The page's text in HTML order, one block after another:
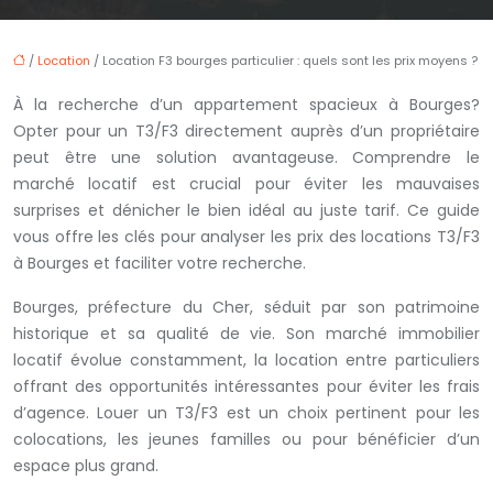
/ Location / Location F3 bourges particulier : quels sont les prix moyens ?
À la recherche d’un appartement spacieux à Bourges?
Opter pour un T3/F3 directement auprès d’un propriétaire
peut être une solution avantageuse. Comprendre le
marché locatif est crucial pour éviter les mauvaises
surprises et dénicher le bien idéal au juste tarif. Ce guide
vous offre les clés pour analyser les prix des locations T3/F3
à Bourges et faciliter votre recherche.
Bourges, préfecture du Cher, séduit par son patrimoine
historique et sa qualité de vie. Son marché immobilier
locatif évolue constamment, la location entre particuliers
offrant des opportunités intéressantes pour éviter les frais
d’agence. Louer un T3/F3 est un choix pertinent pour les
colocations, les jeunes familles ou pour bénéficier d’un
espace plus grand.